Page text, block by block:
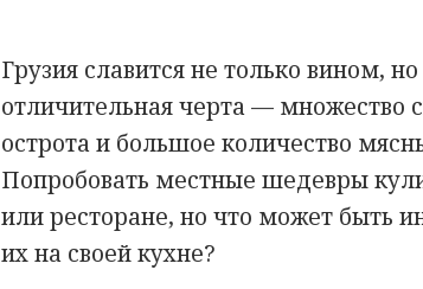
Грузия славится не только вином,
отличительная черта — множество
острота и большое количество
Попробовать местные шедевры
или ресторане, но что может быть
их на своей кухне?